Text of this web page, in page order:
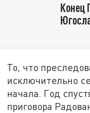
Конец
То, что
исключительно
начала. Год
приговора